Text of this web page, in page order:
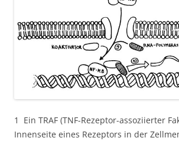
1 Ein TRAF (TNF-Rezeptor-assoziierter
Innenseite eines Rezeptors in der